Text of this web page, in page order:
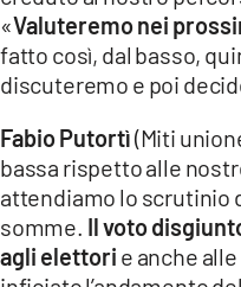
«Valuteremo nei
fatto così, dal basso,
discuteremo e poi
Fabio Putortì(Miti
bassa rispetto alle
attendiamo lo scrutinio
somme. Il voto
agli elettori e anche